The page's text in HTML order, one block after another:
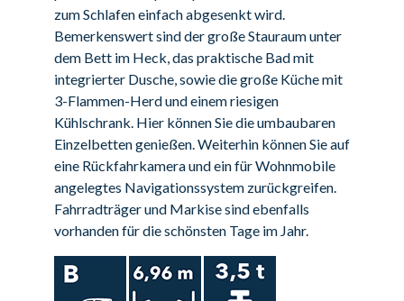
zum Schlafen einfach abgesenkt wird.
Bemerkenswert sind der große Stauraum unter
dem Bett im Heck, das praktische Bad mit
integrierter Dusche, sowie die große Küche mit
3-Flammen-Herd und einem riesigen
Kühlschrank. Hier können Sie die umbaubaren
Einzelbetten genießen. Weiterhin können Sie auf
eine Rückfahrkamera und ein für Wohnmobile
angelegtes Navigationssystem zurückgreifen.
Fahrradträger und Markise sind ebenfalls
vorhanden für die schönsten Tage im Jahr.